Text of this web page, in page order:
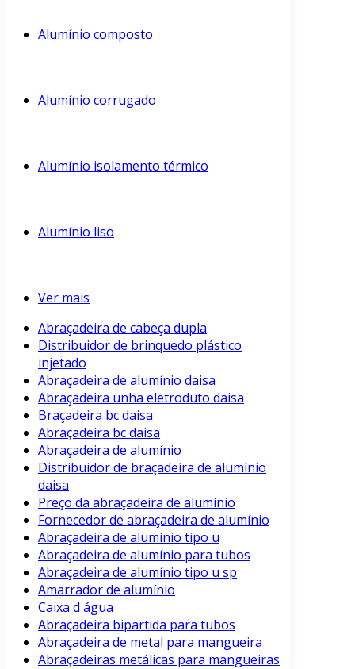
Alumínio composto
Alumínio corrugado
Alumínio isolamento térmico
Alumínio liso
Ver mais
Abraçadeira de cabeça dupla
Distribuidor de brinquedo plástico
injetado
Abraçadeira de alumínio daisa
Abraçadeira unha eletroduto daisa
Braçadeira bc daisa
Abraçadeira bc daisa
Abraçadeira de alumínio
Distribuidor de braçadeira de alumínio
daisa
Preço da abraçadeira de alumínio
Fornecedor de abraçadeira de alumínio
Abraçadeira de alumínio tipo u
Abraçadeira de alumínio para tubos
Abraçadeira de alumínio tipo u sp
Amarrador de alumínio
Caixa d água
Abraçadeira bipartida para tubos
Abraçadeira de metal para mangueira
Abraçadeiras metálicas para mangueiras